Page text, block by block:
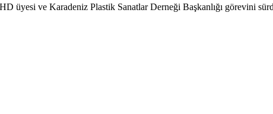
üyesi ve Karadeniz Plastik Sanatlar Derneği Başkanlığı görevini